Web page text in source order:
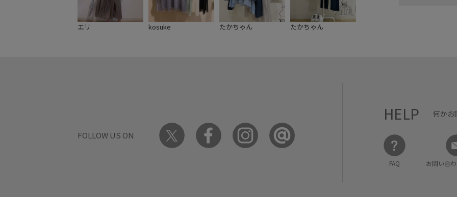
エリ kosuke たかちゃん たかちゃん
FOLLOW US ON
HELP 何かお
FAQ お問い合